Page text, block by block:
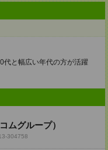
代と幅広い年代の方が活躍
ムグループ）
304758